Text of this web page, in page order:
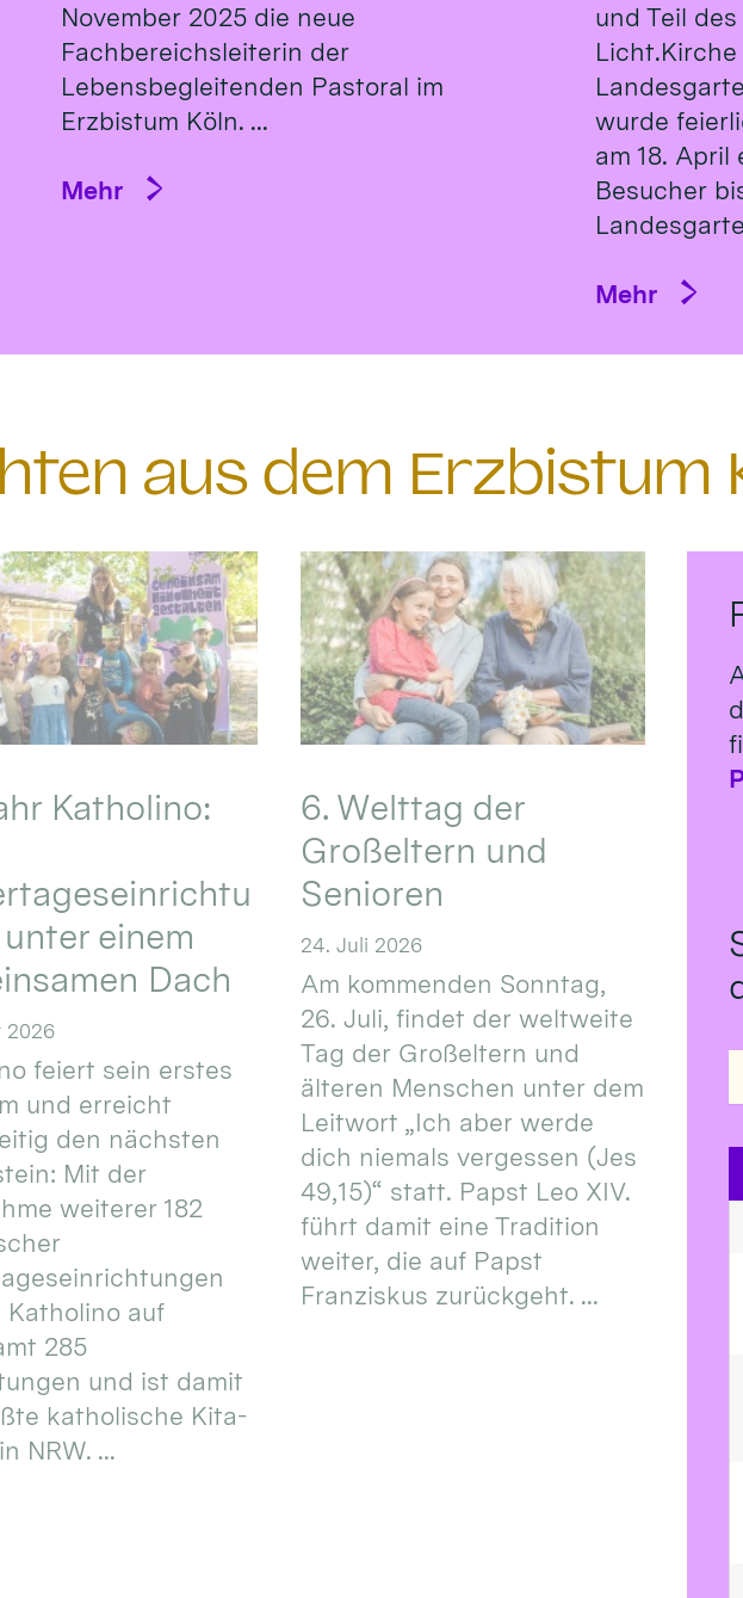
November 2025 die neue
Fachbereichsleiterin der
Lebensbegleitenden Pastoral im
Erzbistum Köln. ...
Mehr
und Teil
wurde
am 18.
Besucher
Mehr
aus dem Erzbistum
Katholino:
einem
Dach
2026
feiert sein erstes
und erreicht
den nächsten
Mit der
weiterer 182
auf
285
und ist damit
katholische Kita-
NRW. ...
6. Welttag der
Großeltern und
Senioren
24. Juli 2026
Am kommenden Sonntag,
26. Juli, findet der weltweite
Tag der Großeltern und
älteren Menschen unter dem
Leitwort „Ich aber werde
dich niemals vergessen (Jes
49,15)“ statt. Papst Leo XIV.
führt damit eine Tradition
weiter, die auf Papst
Franziskus zurückgeht. ...